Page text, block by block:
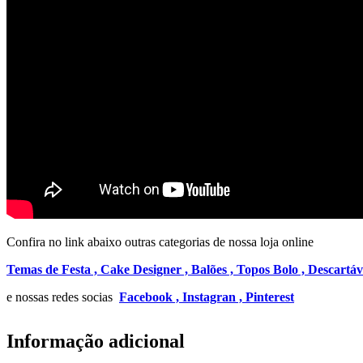
Confira no link abaixo outras categorias de nossa loja online
Temas de Festa , Cake Designer , Balões , Topos Bolo ,
e nossas redes socias Facebook , Instagran , Pinterest
Informação adicional